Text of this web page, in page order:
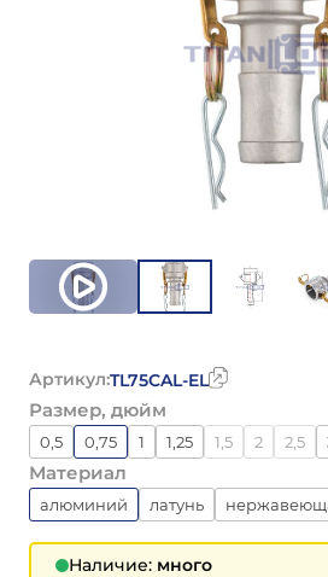
Наличие: много
Артикул:TL75CAL-EL
Размер, дюйм
0,5 0,75 1 1,25 1,5 2 2,5
Материал
алюминий латунь
нержавеющая сталь 316